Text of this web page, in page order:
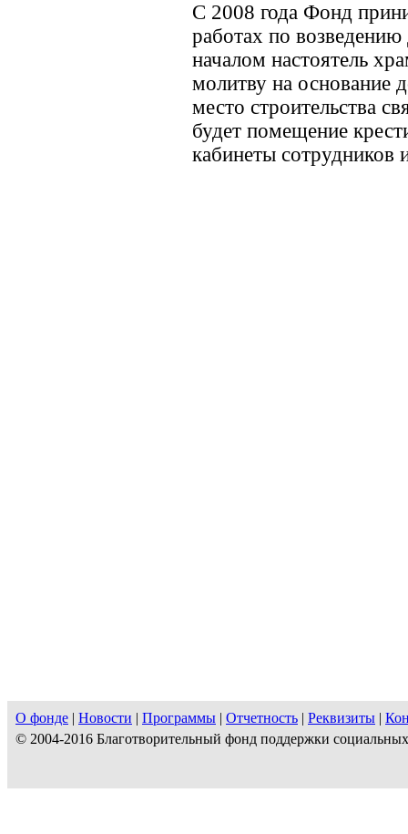
С 2008 года Фонд
работах по
началом настоятель
молитву на основание
место строительства
будет помещение
кабинеты сотрудников
О фонде | Новости | Программы | Отчетность | Реквизиты |
© 2004-2016 Благотворительный фонд поддержки